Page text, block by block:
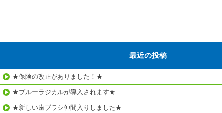
最近の投稿
★保険の改正がありました！★
★ブルーラジカルが導入されます★
★新しい歯ブラシ仲間入りしました★